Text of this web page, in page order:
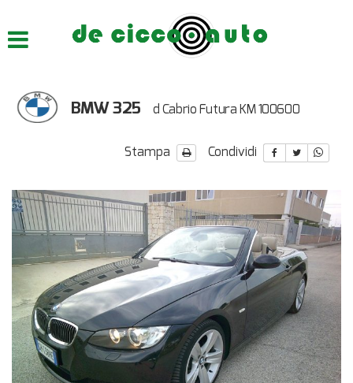
LISTA VEICOLI
ASSISTENZA
CONTATTI
BMW 325 d Cabrio Futura KM 100600
Stampa Condividi